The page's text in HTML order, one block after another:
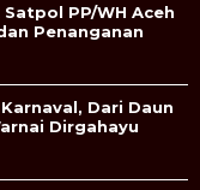
PP/WH Aceh
Penanganan
Dari Daun
Dirgahayu